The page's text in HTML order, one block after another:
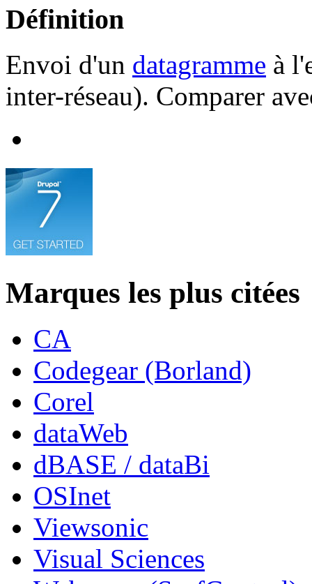
Définition
Envoi d'un datagramme à
inter-réseau). Comparer
Marques les plus citées
CA
Codegear (Borland)
Corel
dataWeb
dBASE / dataBi
OSInet
Viewsonic
Visual Sciences